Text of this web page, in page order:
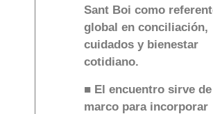
Sant Boi como
global en conciliación,
cuidados y bienestar
cotidiano.
■ El encuentro sirve de
marco para incorporar